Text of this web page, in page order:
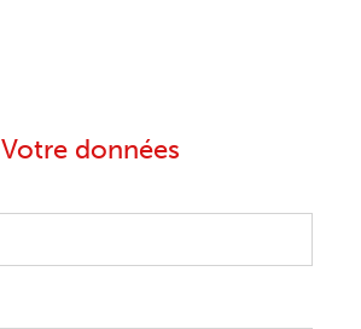
Votre données